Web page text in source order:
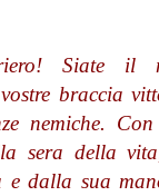
Siate il
braccia
nemiche.
sera della
e dalla sua